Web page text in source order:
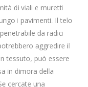
di viali e muretti
i pavimenti. Il telo
da radici
aggredire il
tessuto, può essere
in dimora della
cercate una